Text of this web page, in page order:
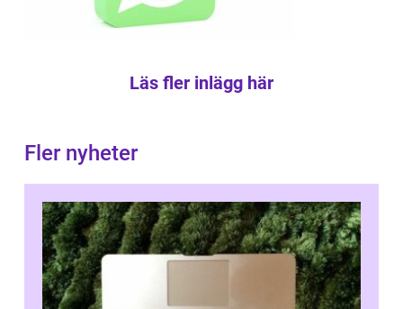
Läs fler inlägg här
Fler nyheter